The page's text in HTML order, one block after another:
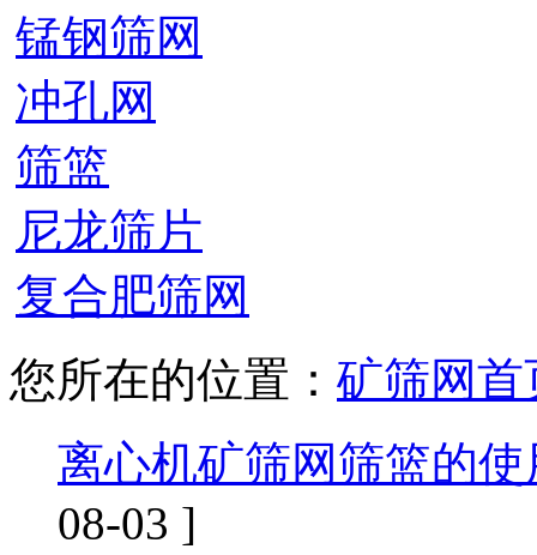
锰钢筛网
冲孔网
筛篮
尼龙筛片
复合肥筛网
您所在的位置： 矿筛网首
离心机矿筛网筛篮的
08-03 ]